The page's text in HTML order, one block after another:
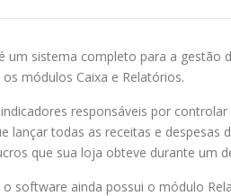
um sistema completo para a
módulos Caixa e Relatórios.
responsáveis por
lançar todas as receitas e
que sua loja obteve durante um
o software ainda possui o módulo